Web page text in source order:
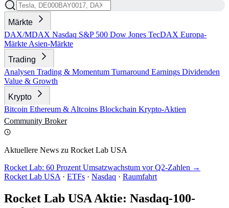
Märkte
DAX/MDAX Nasdaq S&P 500 Dow Jones TecDAX Europa-
Märkte Asien-Märkte
Trading
Analysen Trading & Momentum Turnaround Earnings Dividenden
Value & Growth
Krypto
Bitcoin Ethereum & Altcoins Blockchain Krypto-Aktien
Community Broker
Aktuellere News zu Rocket Lab USA
Rocket Lab: 60 Prozent Umsatzwachstum vor Q2-Zahlen →
Rocket Lab USA · ETFs · Nasdaq · Raumfahrt
Rocket Lab USA Aktie: Nasdaq-100-